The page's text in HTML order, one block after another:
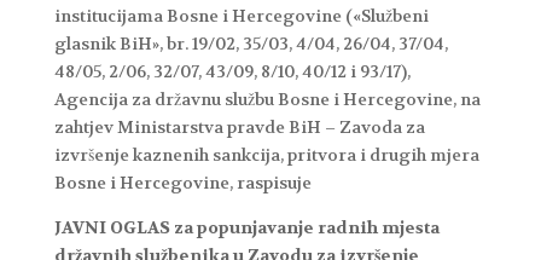
institucijama Bosne i Hercegovine («Službeni
glasnik BiH», br. 19/02, 35/03, 4/04, 26/04, 37/04,
48/05, 2/06, 32/07, 43/09, 8/10, 40/12 i 93/17),
Agencija za državnu službu Bosne i Hercegovine, na
zahtjev Ministarstva pravde BiH – Zavoda za
izvršenje kaznenih sankcija, pritvora i drugih mjera
Bosne i Hercegovine, raspisuje
JAVNI OGLAS za popunjavanje radnih mjesta
državnih službenikau Zavodu za izvršenje